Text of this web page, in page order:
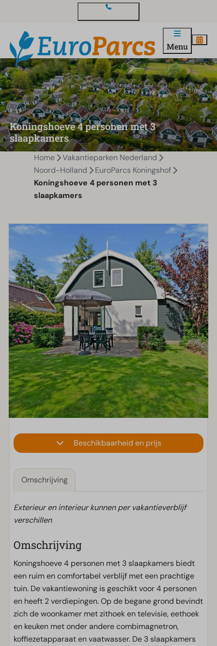
Menu
Koningshoeve 4 personen met 3
slaapkamers
Home
Vakantieparken Nederland
Noord-Holland
EuroParcs Koningshof
Koningshoeve 4 personen met 3
slaapkamers
Beschikbaarheid en prijs
Omschrijving
Exterieur en interieur kunnen per vakantieverblijf
verschillen
Omschrijving
Koningshoeve 4 personen met 3 slaapkamers biedt
een ruim en comfortabel verblijf met een prachtige
tuin. De vakantiewoning is geschikt voor 4 personen
en heeft 2 verdiepingen. Op de begane grond bevindt
zich de woonkamer met zithoek en televisie, eethoek
en keuken met onder andere combimagnetron,
koffiezetapparaat en vaatwasser. De 3 slaapkamers